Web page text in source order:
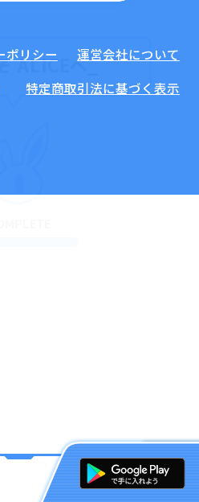
ALICEへ_
ポリシー
運営会社について
特定商取引法に基づく表示